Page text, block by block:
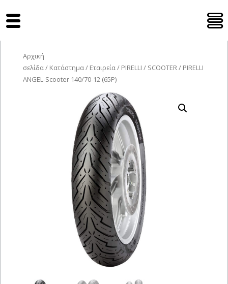
Αρχική
σελίδα/ Κατάστημα/ Εταιρεία/ PIRELLI / SCOOTER/ PIRELLI
ANGEL-Scooter 140/70-12 (65P)